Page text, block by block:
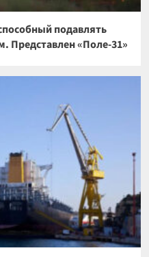
подавлять
Представлен «Поле-31»